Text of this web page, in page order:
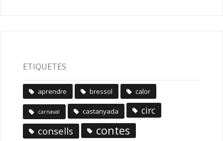
ETIQUETES
aprendre bressol calor
carnaval castanyada circ
consells contes